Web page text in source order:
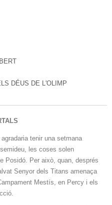
DÉUS DE L'OLIMP
tenir una setmana
les coses solen
Posidó. Per això, quan, després
Senyor dels Titans amenaça
Mestís, en Percy i els